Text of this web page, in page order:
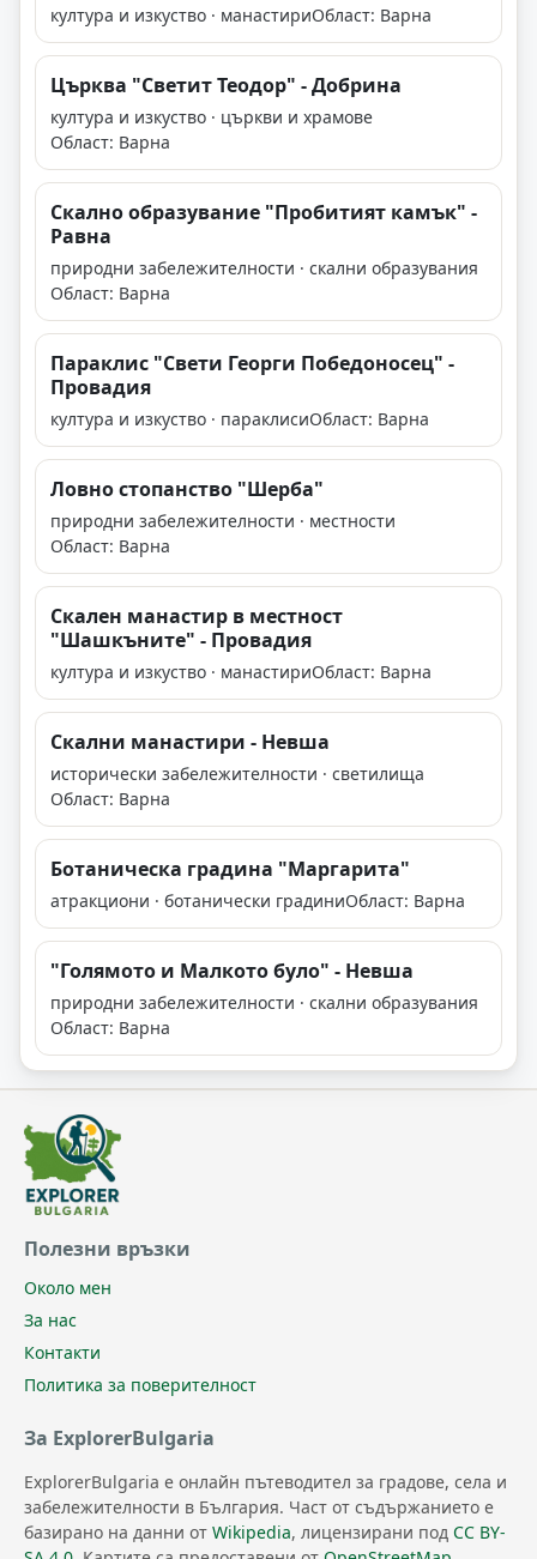
култура и изкуство · манастириОбласт: Варна
Църква "Светит Теодор" - Добрина
култура и изкуство · църкви и храмове
Област: Варна
Скално образувание "Пробитият камък" -
Равна
природни забележителности · скални образувания
Област: Варна
Параклис "Свети Георги Победоносец" -
Провадия
култура и изкуство · параклисиОбласт: Варна
Ловно стопанство "Шерба"
природни забележителности · местности
Област: Варна
Скален манастир в местност
"Шашкъните" - Провадия
култура и изкуство · манастириОбласт: Варна
Скални манастири - Невша
исторически забележителности · светилища
Област: Варна
Ботаническа градина "Мaргарита"
атракциони · ботанически градиниОбласт: Варна
"Голямото и Малкото було" - Невша
природни забележителности · скални образувания
Област: Варна
Полезни връзки
Около мен
За нас
Контакти
Политика за поверителност
За ExplorerBulgaria
ExplorerBulgaria е онлайн пътеводител за градове, села и
забележителности в България. Част от съдържанието е
базирано на данни от Wikipedia, лицензирани под CC BY-